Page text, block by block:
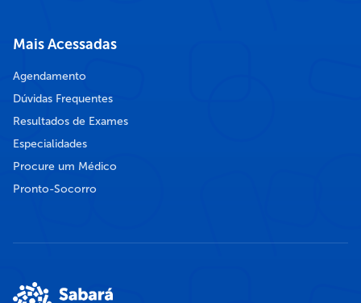
Mais Acessadas
Agendamento
Dúvidas Frequentes
Resultados de Exames
Especialidades
Procure um Médico
Pronto-Socorro